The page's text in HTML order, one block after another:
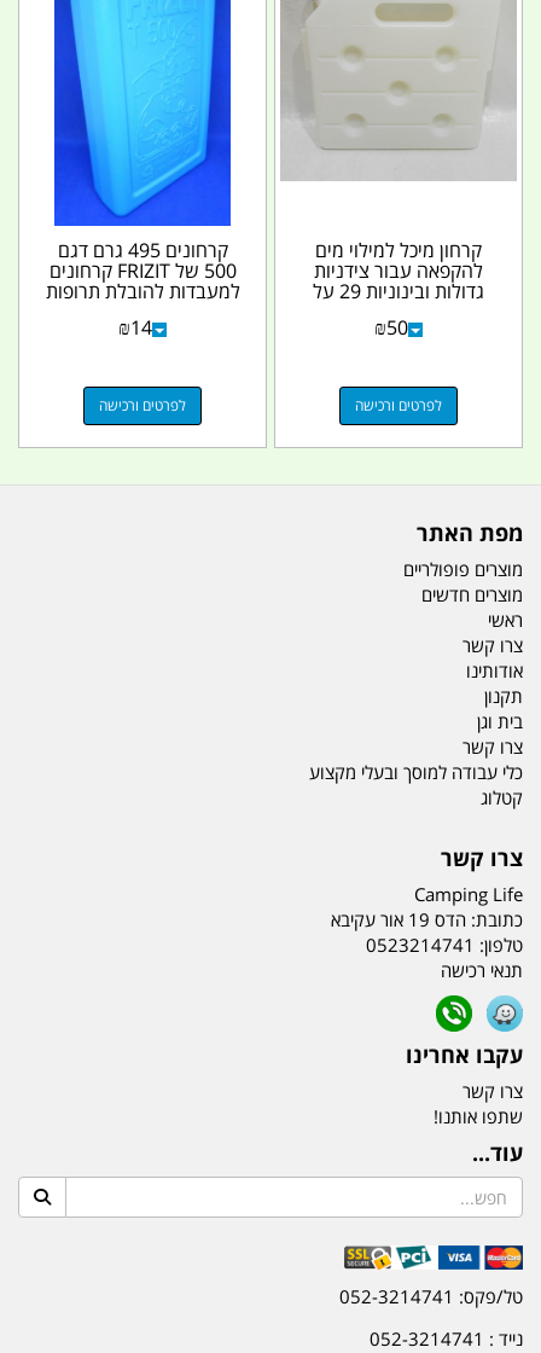
קרחון מיכל למילוי מים
להקפאה עבור צידניות
גדולות ובינוניות 29 על
₪50
לפרטים ורכישה
קרחונים 495 גרם דגם
500 של FRIZIT קרחונים
למעבדות להובלת תרופות
₪14
לפרטים ורכישה
מפת האתר
מוצרים פופולריים
מוצרים חדשים
ראשי
צרו קשר
אודותינו
תקנון
בית וגן
צרו קשר
כלי עבודה למוסך ובעלי מקצוע
קטלוג
צרו קשר
Camping Life
כתובת: הדס 19 אור עקיבא
טלפון: 0523214741
תנאי רכישה
עקבו אחרינו
צרו קשר
שתפו אותנו!
עוד...
טל/פקס: 052-3214741
נייד : 052-3214741